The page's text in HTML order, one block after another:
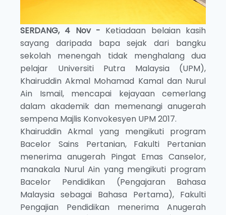
SERDANG, 4 Nov - Ketiadaan belaian kasih
sayang daripada bapa sejak dari bangku
sekolah menengah tidak menghalang dua
pelajar Universiti Putra Malaysia (UPM),
Khairuddin Akmal Mohamad Kamal dan Nurul
Ain Ismail, mencapai kejayaan cemerlang
dalam akademik dan memenangi anugerah
sempena Majlis Konvokesyen UPM 2017.
Khairuddin Akmal yang mengikuti program
Bacelor Sains Pertanian, Fakulti Pertanian
menerima anugerah Pingat Emas Canselor,
manakala Nurul Ain yang mengikuti program
Bacelor Pendidikan (Pengajaran Bahasa
Malaysia sebagai Bahasa Pertama), Fakulti
Pengajian Pendidikan menerima Anugerah